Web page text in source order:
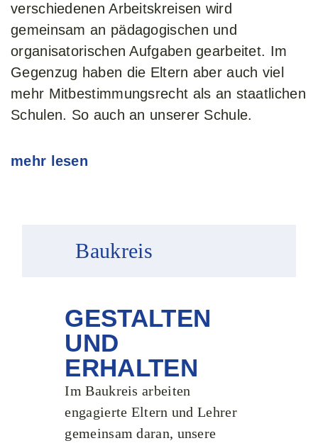
verschiedenen Arbeitskreisen wird
gemeinsam an pädagogischen und
organisatorischen Aufgaben gearbeitet. Im
Gegenzug haben die Eltern aber auch viel
mehr Mitbestimmungsrecht als an staatlichen
Schulen. So auch an unserer Schule.
mehr lesen
Baukreis
GESTALTEN
UND
ERHALTEN
Im Baukreis arbeiten
engagierte Eltern und Lehrer
gemeinsam daran, unsere